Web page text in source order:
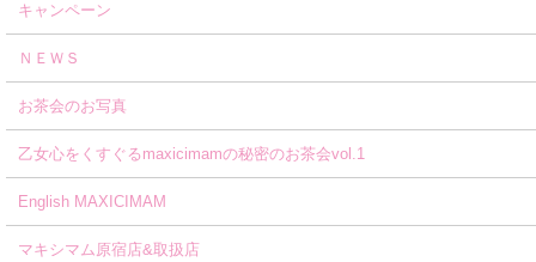
キャンペーン
ＮＥＷＳ
お茶会のお写真
乙女心をくすぐるmaxicimamの秘密のお茶会vol.1
English MAXICIMAM
マキシマム原宿店&取扱店